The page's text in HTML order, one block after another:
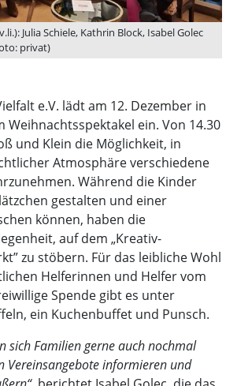
Julia Schiele, Kathrin Block, Isabel Golec
privat)
e.V. lädt am 12. Dezember in
Weihnachtsspektakel ein. Von 14.30
und Klein die Möglichkeit, in
Atmosphäre verschiedene
Während die Kinder
gestalten und einer
können, haben die
auf dem „Kreativ-
zu stöbern. Für das leibliche Wohl
Helferinnen und Helfer vom
Spende gibt es unter
ein Kuchenbuffet und Punsch.
sich Familien gerne auch nochmal
Vereinsangebote informieren und